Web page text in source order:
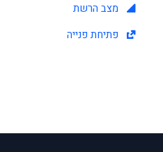
מצב הרשת
פתיחת פנייה